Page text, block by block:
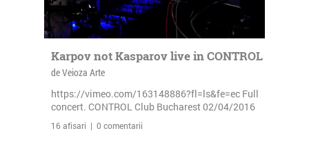
Karpov not Kasparov live in CONTROL
de Veioza Arte
https://vimeo.com/163148886?fl=ls&fe=ec Full
concert. CONTROL Club Bucharest 02/04/2016
16 afisari | 0 comentarii